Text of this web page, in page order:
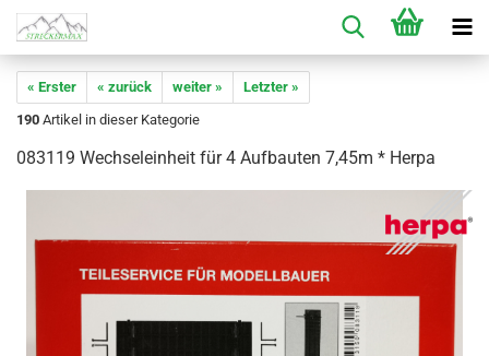
« Erster « zurück weiter »
Letzter »
190 Artikel in dieser Kategorie
083119 Wechseleinheit für 4 Aufbauten 7,45m * Herpa